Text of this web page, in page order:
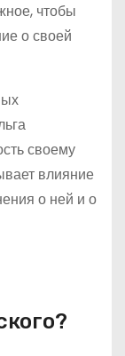
чтобы
о своей
своему
влияние
о ней и о